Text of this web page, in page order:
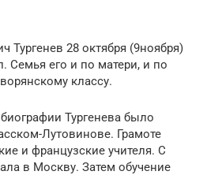
Тургенев 28 октября (9ноября)
Семья его и по матери, и по
классу.
Тургенева было
Лутовинове. Грамоте
и французские учителя. С
в Москву. Затем обучение